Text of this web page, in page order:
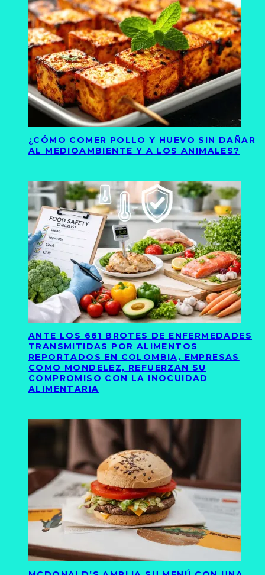
¿CÓMO COMER POLLO Y HUEVO SIN DAÑAR
AL MEDIOAMBIENTE Y A LOS ANIMALES?
ANTE LOS 661 BROTES DE ENFERMEDADES
TRANSMITIDAS POR ALIMENTOS
REPORTADOS EN COLOMBIA, EMPRESAS
COMO MONDELEZ, REFUERZAN SU
COMPROMISO CON LA INOCUIDAD
ALIMENTARIA